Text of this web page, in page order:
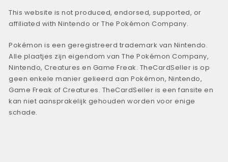
This website is not produced, endorsed, supported, or
affiliated with Nintendo or The Pokémon Company.
Pokémon is een geregistreerd trademark van Nintendo.
Alle plaatjes zijn eigendom van The Pokémon Company,
Nintendo, Creatures en Game Freak. TheCardSeller is op
geen enkele manier gelieerd aan Pokémon, Nintendo,
Game Freak of Creatures. TheCardSeller is een fansite en
kan niet aansprakelijk gehouden worden voor enige
schade.